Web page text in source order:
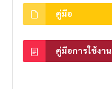
คู่มือ
คู่มือการใช้งาน